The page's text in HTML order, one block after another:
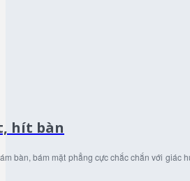
hít bàn
bàn, bám mặt phẳng cực chắc chắn với giác